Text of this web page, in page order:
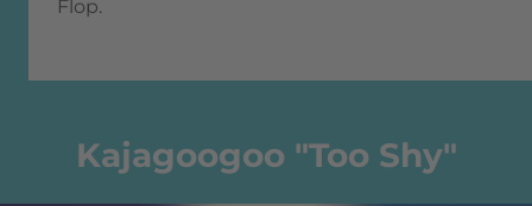
Flop.
Kajagoogoo "Too Shy"